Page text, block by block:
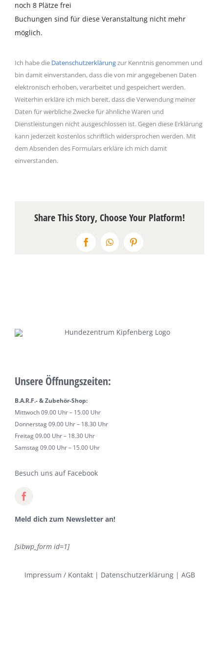
noch 8 Plätze frei
Buchungen sind für diese Veranstaltung nicht mehr
möglich.
Ich habe die Datenschutzerklärungzur Kenntnis genommen und
bin damit einverstanden, dass die von mir angegebenen Daten
elektronisch erhoben, verarbeitet und gespeichert werden.
Weiterhin erkläre ich mich bereit, dass die Verwendung meiner
Daten für werbliche Zwecke für ähnliche Waren und
Dienstleistungen nicht ausgeschlossen ist. Gegen diese Erklärung
kann jederzeit kostenlos schriftlich widersprochen werden. Mit
dem Absenden des Formulars erkläre ich mich damit
einverstanden.
Share This Story, Choose Your Platform!
FacebookWhatsAppPinterest
Unsere Öffnungszeiten:
B.A.R.F.- & Zubehör-Shop:
Mittwoch 09.00 Uhr – 15.00 Uhr
Donnerstag 09.00 Uhr – 18.30 Uhr
Freitag 09.00 Uhr – 18.30 Uhr
Samstag 09.00 Uhr – 15.00 Uhr
Besuch uns auf Facebook
Meld dich zum Newsletter an!
[sibwp_form id=1]
Impressum / Kontakt| Datenschutzerklärung| AGB